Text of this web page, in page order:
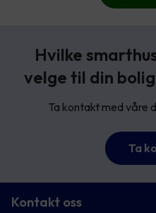
Hvilke
velge til din
Ta kontakt med våre
Ta
Kontakt oss